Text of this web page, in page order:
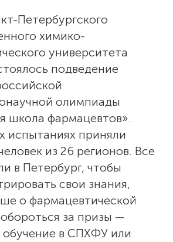
Петербургского
химико-
университета
подведение
олимпиады
школа фармацевтов».
испытаниях приняли
из 26 регионов. Все
в Петербург, чтобы
свои знания,
о фармацевтической
за призы —
обучение в СПХФУ или